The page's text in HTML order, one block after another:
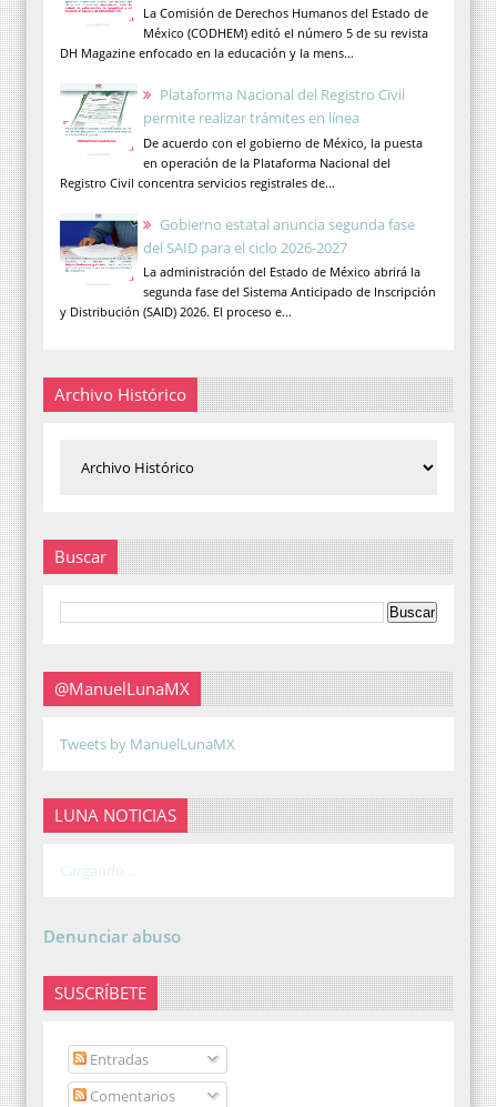
La Comisión de Derechos Humanos del Estado de
México (CODHEM) editó el número 5 de su revista
DH Magazine enfocado en la educación y la mens...
Plataforma Nacional del Registro Civil
permite realizar trámites en línea
De acuerdo con el gobierno de México, la puesta
en operación de la Plataforma Nacional del
Registro Civil concentra servicios registrales de...
Gobierno estatal anuncia segunda fase
del SAID para el ciclo 2026-2027
La administración del Estado de México abrirá la
segunda fase del Sistema Anticipado de Inscripción
y Distribución (SAID) 2026. El proceso e...
Archivo Histórico
Buscar
@ManuelLunaMX
Tweets by ManuelLunaMX
LUNA NOTICIAS
Cargando...
Denunciar abuso
SUSCRÍBETE
Entradas
Comentarios